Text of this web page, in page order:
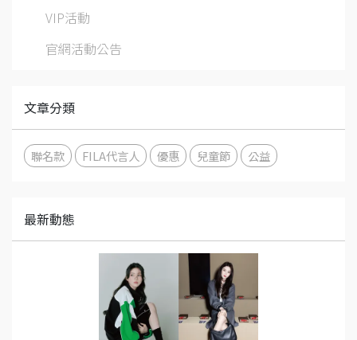
VIP活動
官網活動公告
文章分類
聯名款 FILA代言人 優惠 兒童節 公益
最新動態